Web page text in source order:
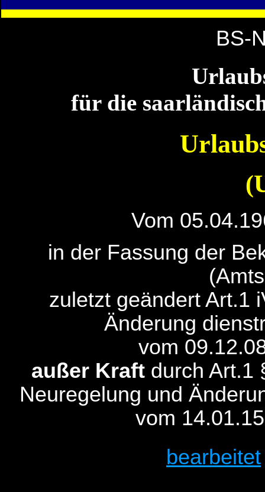
BS-
für die
Vom
in der Fassung der
zuletzt geändert Art.1
Änderung
vom
außer Kraft durch Art.1
Neuregelung und
vom
bearbeitet